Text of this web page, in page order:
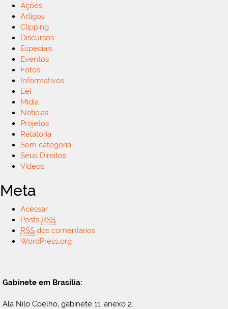
Ações
Artigos
Clipping
Discursos
Especiais
Eventos
Fotos
Informativos
Lei
Midia
Notícias
Projetos
Relatoria
Sem categoria
Seus Direitos
Vídeos
Meta
Acessar
Posts RSS
RSS dos comentários
WordPress.org
Gabinete em Brasília:
Ala Nilo Coelho, gabinete 11, anexo 2.